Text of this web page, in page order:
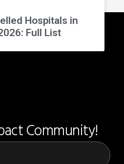
Hospitals in
Full List
Community!